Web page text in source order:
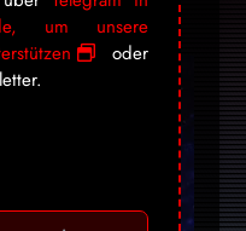
Bunch
um unsere
oder